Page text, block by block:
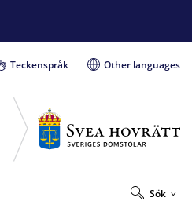
Teckenspråk Other languages
Sök